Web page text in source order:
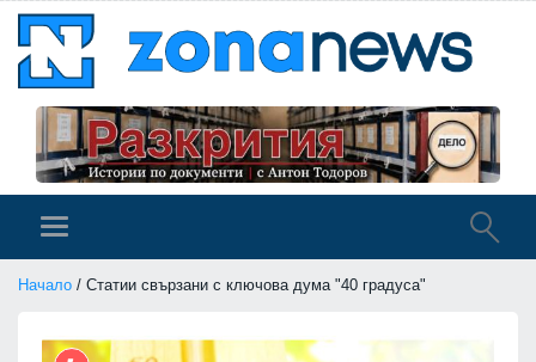
Начало / Статии свързани с ключова дума "40 градуса"